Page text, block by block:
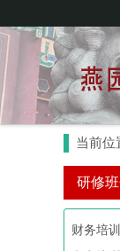
当前位
研修
财务培训